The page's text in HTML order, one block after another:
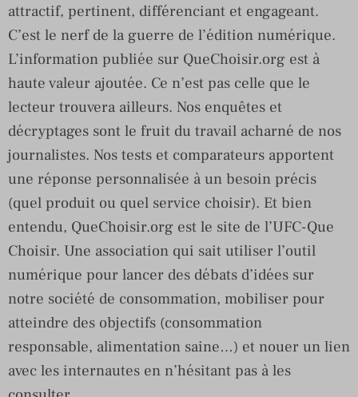
attractif, pertinent, différenciant et engageant.
C’est le nerf de la guerre de l’édition numérique.
L’information publiée sur QueChoisir.org est à
haute valeur ajoutée. Ce n’est pas celle que le
lecteur trouvera ailleurs. Nos enquêtes et
décryptages sont le fruit du travail acharné de nos
journalistes. Nos tests et comparateurs apportent
une réponse personnalisée à un besoin précis
(quel produit ou quel service choisir). Et bien
entendu, QueChoisir.org est le site de l’UFC-Que
Choisir. Une association qui sait utiliser l’outil
numérique pour lancer des débats d’idées sur
notre société de consommation, mobiliser pour
atteindre des objectifs (consommation
responsable, alimentation saine…) et nouer un lien
avec les internautes en n’hésitant pas à les